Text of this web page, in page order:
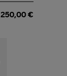
250,00 €